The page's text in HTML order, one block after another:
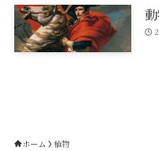
ホーム 植物